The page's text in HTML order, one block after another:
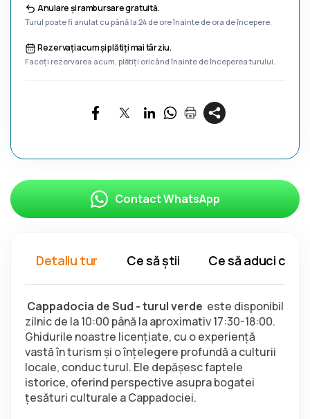
Detaliu tur Ce să știi Ce să aduci cu
Cappadocia de Sud - turul verde este disponibil
zilnic de la 10:00 până la aproximativ 17:30-18:00.
Ghidurile noastre licențiate, cu o experiență
vastă în turism și o înțelegere profundă a culturii
locale, conduc turul. Ele depășesc faptele
istorice, oferind perspective asupra bogatei
țesături culturale a Cappadociei.
Anulare și rambursare gratuită.
Turul poate fi anulat cu până la 24 de ore înainte de ora de începere.
Rezervați acum și plătiți mai târziu.
Faceți rezervarea acum, plătiți oricând înainte de începerea turului.
Contact WhatsApp